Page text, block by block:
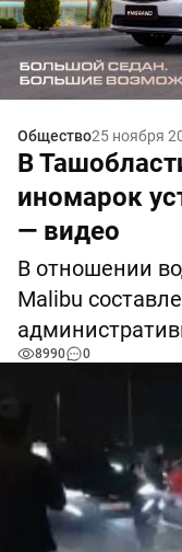
Общество25 ноября
В
иномарок
— видео
В отношении
Malibu
8990 0